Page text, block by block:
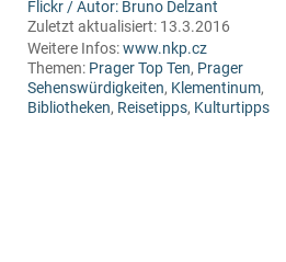
Flickr / Autor: Bruno Delzant
Zuletzt aktualisiert: 13.3.2016
Weitere Infos:www.nkp.cz
Themen: Prager Top Ten, Prager
Sehenswürdigkeiten, Klementinum,
Bibliotheken, Reisetipps, Kulturtipps